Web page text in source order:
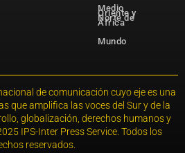
Medio
Oriente y
Norte de
África
Mundo
de comunicación cuyo eje es una
que amplifica las voces del Sur y de la
globalización, derechos humanos y
IPS-Inter Press Service. Todos los
reservados.